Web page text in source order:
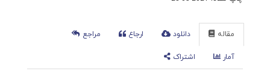
مقاله دانلود ارجاع مراجع
آمار اشتراک